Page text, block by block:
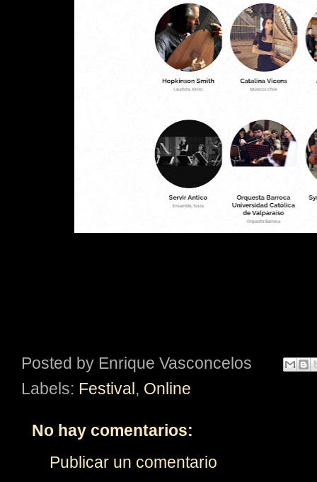
Posted by Enrique Vasconcelos
Labels: Festival, Online
No hay comentarios:
Publicar un comentario